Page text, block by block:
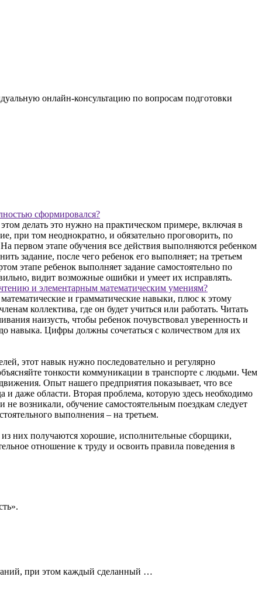
онлайн-консультацию по вопросам подготовки
сформировался?
делать это нужно на практическом примере, включая в
при том неоднократно, и обязательно проговорить, по
первом этапе обучения все действия выполняются ребенком
задание, после чего ребенок его выполняет; на третьем
этапе ребенок выполняет задание самостоятельно по
видит возможные ошибки и умеет их исправлять.
и элементарным математическим умениям?
и грамматические навыки, плюс к этому
коллектива, где он будет учиться или работать. Читать
наизусть, чтобы ребенок почувствовал уверенность и
навыка. Цифры должны сочетаться с количеством для их
этот навык нужно последовательно и регулярно
тонкости коммуникации в транспорте с людьми. Чем
Опыт нашего предприятия показывает, что все
даже области. Вторая проблема, которую здесь необходимо
не возникали, обучение самостоятельным поездкам следует
выполнения – на третьем.
них получаются хорошие, исполнительные сборщики,
отношение к труду и освоить правила поведения в
при этом каждый сделанный …